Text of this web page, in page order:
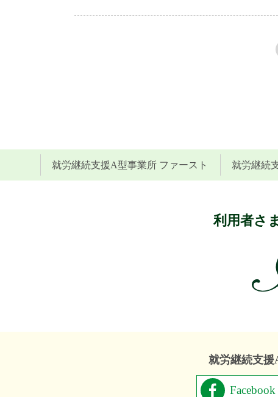
就労継続支援A型事業所 ファースト 就労継続
利用者さ
就労継続支援
Facebook